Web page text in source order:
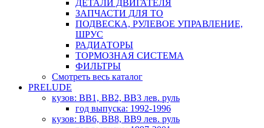
ДЕТАЛИ ДВИГАТЕЛЯ
ЗАПЧАСТИ ДЛЯ ТО
ПОДВЕСКА, РУЛЕВОЕ УПРАВЛЕНИЕ,
ШРУС
РАДИАТОРЫ
ТОРМОЗНАЯ СИСТЕМА
ФИЛЬТРЫ
Смотреть весь каталог
PRELUDE
кузов: BB1, BB2, BB3 лев. руль
год выпуска: 1992-1996
кузов: BB6, BB8, BB9 лев. руль